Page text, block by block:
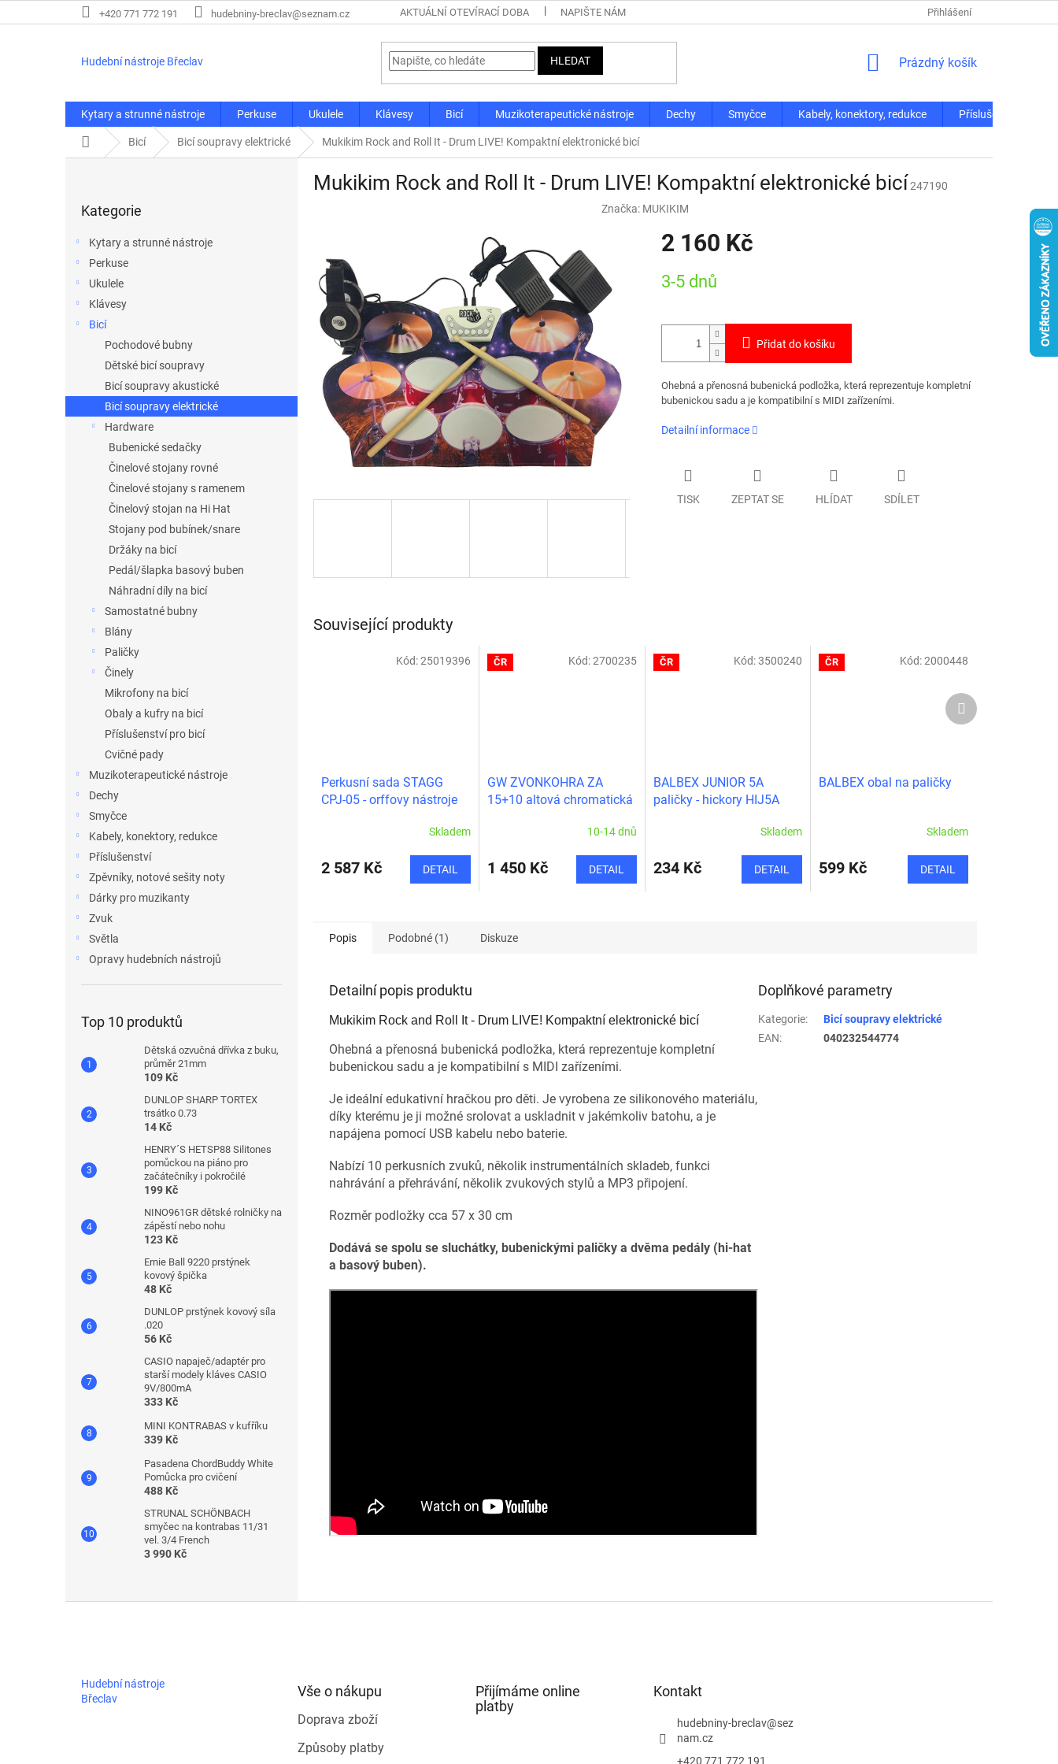
na
+420 771 772 191 hudebniny-breclav@seznam.cz AKTUÁLNÍ OTEVÍRACÍ DOBA NAPIŠTE NÁM Přihlášení
Hudební nástroje Břeclav HLEDAT
NÁKUPNÍ
Prázdný košík
Kytary a strunné nástroje Perkuse Ukulele Klávesy Bicí Muzikoterapeutické nástroje Dechy Smyčce Kabely, konektory, redukce Příslušenství
Domů Bicí Bicí soupravy elektrické Mukikim Rock and Roll It - Drum LIVE! Kompaktní elektronické bicí
l
kategorie
Kategorie
Kytary a strunné nástroje
Perkuse
Ukulele
Klávesy
Bicí
Pochodové bubny
Dětské bicí soupravy
Bicí soupravy akustické
Bicí soupravy elektrické
Hardware
Bubenické sedačky
Činelové stojany rovné
Činelové stojany s ramenem
Činelový stojan na Hi Hat
Stojany pod bubínek/snare
Držáky na bicí
Pedál/šlapka basový buben
Náhradní díly na bicí
Samostatné bubny
Blány
Paličky
Činely
Mikrofony na bicí
Obaly a kufry na bicí
Příslušenství pro bicí
Cvičné pady
Muzikoterapeutické nástroje
Dechy
Smyčce
Kabely, konektory, redukce
Příslušenství
Zpěvníky, notové sešity noty
Dárky pro muzikanty
Zvuk
Světla
Opravy hudebních nástrojů
Top 10 produktů
Dětská ozvučná dřívka z buku,
průměr 21mm
109 Kč
DUNLOP SHARP TORTEX
trsátko 0.73
14 Kč
HENRY´S HETSP88 Silitones
pomůckou na piáno pro
začátečníky i pokročilé
199 Kč
NINO961GR dětské rolničky na
zápěstí nebo nohu
123 Kč
Ernie Ball 9220 prstýnek
kovový špička
48 Kč
DUNLOP prstýnek kovový síla
.020
56 Kč
CASIO napaječ/adaptér pro
starší modely kláves CASIO
9V/800mA
333 Kč
MINI KONTRABAS v kufříku
339 Kč
Pasadena ChordBuddy White
Pomůcka pro cvičení
488 Kč
STRUNAL SCHÖNBACH
smyčec na kontrabas 11/31
vel. 3/4 French
3 990 Kč
Mukikim Rock and Roll It - Drum LIVE! Kompaktní elektronické bicí247190
Značka: MUKIKIM
2 160 Kč
cena:
3-5 dnů
Přidat do košíku
Ohebná a přenosná bubenická podložka, která reprezentuje kompletní
bubenickou sadu a je kompatibilní s MIDI zařízeními.
Detailní informace
TISK ZEPTAT SE HLÍDAT SDÍLET
Související produkty
Perkusní sada STAGG
CPJ-05 - orffovy nástroje
Skladem
2 587 Kč DETAIL
Kód:25019396 ČR
GW ZVONKOHRA ZA
15+10 altová chromatická
10-14 dnů
1 450 Kč DETAIL
Kód:2700235 ČR
BALBEX JUNIOR 5A
paličky - hickory HIJ5A
Skladem
234 Kč DETAIL
Kód:3500240 ČR
BALBEX obal na paličky
Skladem
599 Kč DETAIL
Kód:2000448
Další
produkt
Popis Podobné (1) Diskuze
Detailní popis produktu
Mukikim Rock and Roll It - Drum LIVE! Kompaktní elektronické bicí
Ohebná a přenosná bubenická podložka, která reprezentuje kompletní
bubenickou sadu a je kompatibilní s MIDI zařízeními.
Je ideální edukativní hračkou pro děti. Je vyrobena ze silikonového materiálu,
díky kterému je ji možné srolovat a uskladnit v jakémkoliv batohu, a je
napájena pomocí USB kabelu nebo baterie.
Nabízí 10 perkusních zvuků, několik instrumentálních skladeb, funkci
nahrávání a přehrávání, několik zvukových stylů a MP3 připojení.
Rozměr podložky cca 57 x 30 cm
Dodává se spolu se sluchátky, bubenickými paličky a dvěma pedály (hi-hat
a basový buben).
Doplňkové parametry
Kategorie:
Bicí soupravy elektrické
EAN: 040232544774
Hudební nástroje
Břeclav
Vše o nákupu
Doprava zboží
Způsoby platby
Přijímáme online
platby
Kontakt
hudebniny-breclav@sez
nam.cz
+420 771 772 191